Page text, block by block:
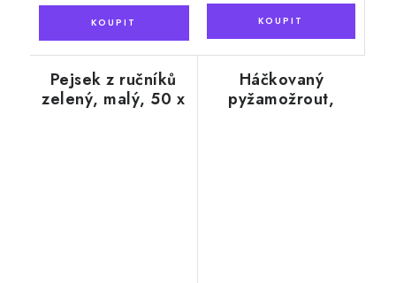
Pejsek z ručníků
zelený, malý, 50 x
Háčkovaný
pyžamožrout,